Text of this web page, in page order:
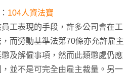
104人資法寶
工表現的手段，許多公司會在工
而勞動基準法第70條亦允許雇主
及解僱事項，然而此類懲處仍應
並不是可完全由雇主裁量。另一